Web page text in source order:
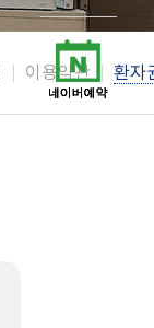
이용약관 환자